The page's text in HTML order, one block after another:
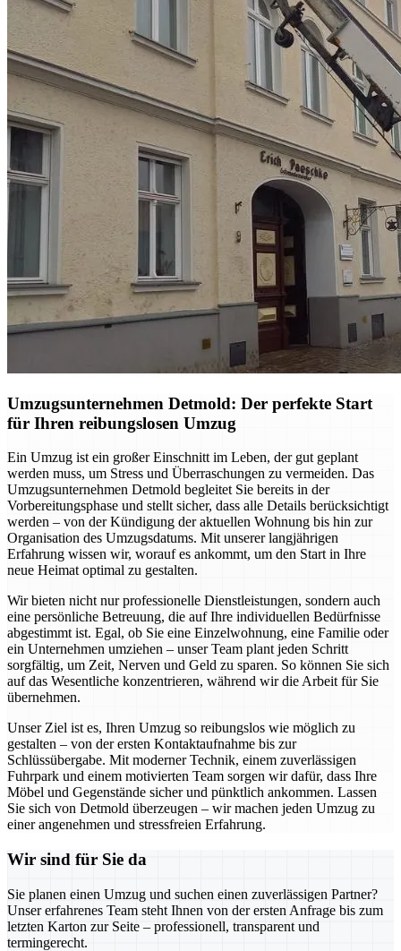
Umzugsunternehmen Detmold: Der perfekte Start
für Ihren reibungslosen Umzug
Ein Umzug ist ein großer Einschnitt im Leben, der gut geplant
werden muss, um Stress und Überraschungen zu vermeiden. Das
Umzugsunternehmen Detmold begleitet Sie bereits in der
Vorbereitungsphase und stellt sicher, dass alle Details berücksichtigt
werden – von der Kündigung der aktuellen Wohnung bis hin zur
Organisation des Umzugsdatums. Mit unserer langjährigen
Erfahrung wissen wir, worauf es ankommt, um den Start in Ihre
neue Heimat optimal zu gestalten.
Wir bieten nicht nur professionelle Dienstleistungen, sondern auch
eine persönliche Betreuung, die auf Ihre individuellen Bedürfnisse
abgestimmt ist. Egal, ob Sie eine Einzelwohnung, eine Familie oder
ein Unternehmen umziehen – unser Team plant jeden Schritt
sorgfältig, um Zeit, Nerven und Geld zu sparen. So können Sie sich
auf das Wesentliche konzentrieren, während wir die Arbeit für Sie
übernehmen.
Unser Ziel ist es, Ihren Umzug so reibungslos wie möglich zu
gestalten – von der ersten Kontaktaufnahme bis zur
Schlüssübergabe. Mit moderner Technik, einem zuverlässigen
Fuhrpark und einem motivierten Team sorgen wir dafür, dass Ihre
Möbel und Gegenstände sicher und pünktlich ankommen. Lassen
Sie sich von Detmold überzeugen – wir machen jeden Umzug zu
einer angenehmen und stressfreien Erfahrung.
Wir sind für Sie da
Sie planen einen Umzug und suchen einen zuverlässigen Partner?
Unser erfahrenes Team steht Ihnen von der ersten Anfrage bis zum
letzten Karton zur Seite – professionell, transparent und
termingerecht.